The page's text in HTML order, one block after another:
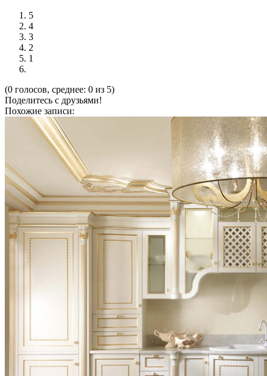
5
4
3
2
1
(0 голосов, среднее: 0 из 5)
Поделитесь с друзьями!
Похожие записи: